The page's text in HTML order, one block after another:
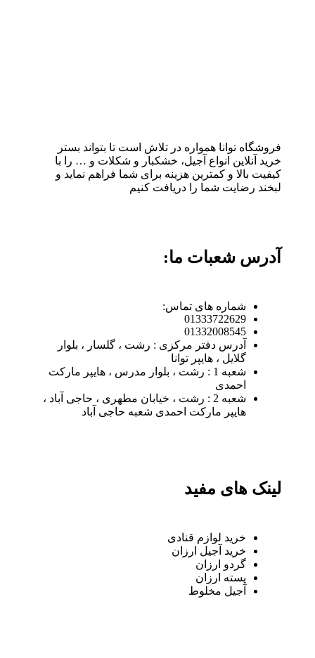
فروشگاه توانا همواره در تلاش است تا بتواند بستر
خرید آنلاین انواع آجیل، خشکبار و شکلات و … را با
کیفیت بالا و کمترین هزینه برای شما فراهم نماید و
لبخند رضایت شما را دریافت کنیم
آدرس شعبات ما:
شماره های تماس:
01333722629
01332008545
آدرس دفتر مرکزی : رشت ، گلسار ، بلوار
گلایل ، هایپر توانا
شعبه 1 : رشت ، بلوار مدرس ، هایپر مارکت
احمدی
شعبه 2 : رشت ، خیابان مطهری ، حاجی آباد ،
هایپر مارکت احمدی شعبه حاجی آباد
لینک های مفید
خرید لوازم قنادی
خرید آجیل ارزان
گردو ارزان
پسته ارزان
آجیل مخلوط